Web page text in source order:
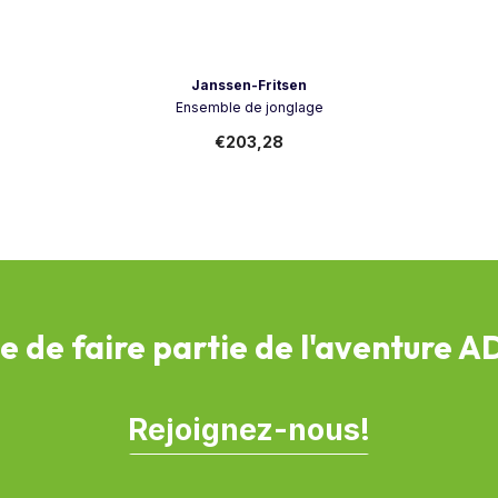
Janssen-Fritsen
Ensemble de jonglage
€203,28
de faire partie de l'aventure
Rejoignez-nous!